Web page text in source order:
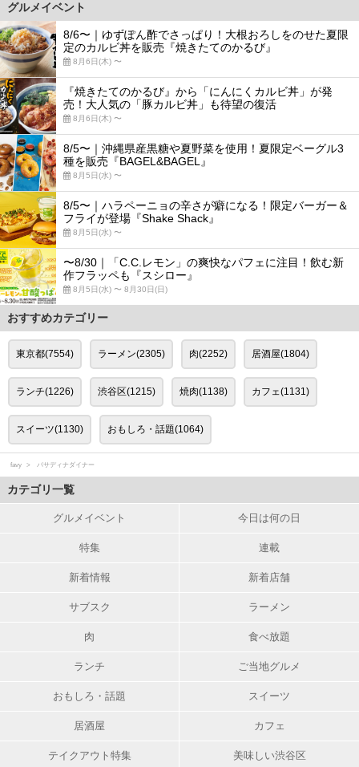
グルメイベント
8/6〜｜ゆずぽん酢でさっぱり！大根おろしをのせた夏限
定のカルビ丼を販売『焼きたてのかるび』
8月6日(木) 〜
『焼きたてのかるび』から「にんにくカルビ丼」が発
売！大人気の「豚カルビ丼」も待望の復活
8月6日(木) 〜
8/5〜｜沖縄県産黒糖や夏野菜を使用！夏限定ベーグル3
種を販売『BAGEL&BAGEL』
8月5日(水) 〜
8/5〜｜ハラペーニョの辛さが癖になる！限定バーガー＆
フライが登場『Shake Shack』
8月5日(水) 〜
〜8/30｜「C.C.レモン」の爽快なパフェに注目！飲む新
作フラッペも『スシロー』
8月5日(水) 〜 8月30日(日)
おすすめカテゴリー
東京都(7554) ラーメン(2305) 肉(2252) 居酒屋(1804)
ランチ(1226) 渋谷区(1215) 焼肉(1138) カフェ(1131)
スイーツ(1130) おもしろ・話題(1064)
favy パサディナダイナー
カテゴリ一覧
グルメイベント 今日は何の日
特集 連載
新着情報 新着店舗
サブスク ラーメン
肉 食べ放題
ランチ ご当地グルメ
おもしろ・話題 スイーツ
居酒屋 カフェ
テイクアウト特集 美味しい渋谷区